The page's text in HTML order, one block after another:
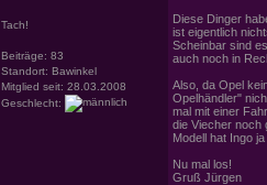
Tach!
Beiträge: 83
Standort: Bawinkel
Mitglied seit: 28.03.2008
Geschlecht:
Diese Dinger
ist eigentlich
Scheinbar sind
auch noch in
Also, da Opel
Opelhändler"
mal mit einer
die Viecher noch
Modell hat Ingo
Nu mal los!
Gruß Jürgen